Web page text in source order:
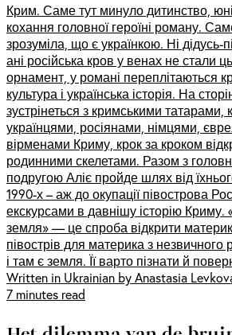
Крим. Саме тут минуло дитинство,
кохання головної героїні роману.
зрозуміла, що є українкою. Ні дідусь-
ані російська кров у венах не стали
орнамент, у романі переплітаються
культура і українська історія. На
зустрінеться з кримськими татарами,
українцями, росіянами, німцями,
вірменами Криму, крок за кроком
родинними скелетами. Разом з
подругою Аліє пройде шлях від
1990-х – аж до окупації півострова
екскурсами в давнішу історію
земля» — це спроба відкрити
півострів для материка з незвичного
і там є земля. Її варто пізнати й
Written in Ukrainian by Anastasia
7 minutes read